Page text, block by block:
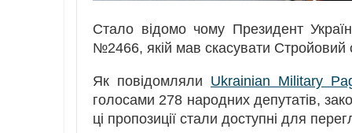
Стало відомо чому Президент
№2466, якій мав скасувати Стройовий
Як повідомляли Ukrainian Military
голосами 278 народних депутатів,
ці пропозиції стали доступні для